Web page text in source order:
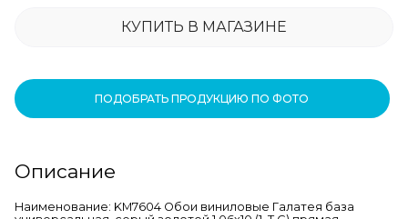
КУПИТЬ В МАГАЗИНЕ
ПОДОБРАТЬ ПРОДУКЦИЮ ПО ФОТО
Описание
Наименование: KM7604 Обои виниловые Галатея база